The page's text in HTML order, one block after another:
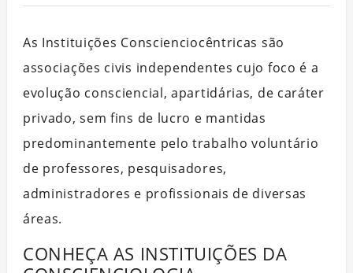
As Instituições Conscienciocêntricas são
associações civis independentes cujo foco é a
evolução consciencial, apartidárias, de caráter
privado, sem fins de lucro e mantidas
predominantemente pelo trabalho voluntário
de professores, pesquisadores,
administradores e profissionais de diversas
áreas.
CONHEÇA AS INSTITUIÇÕES DA